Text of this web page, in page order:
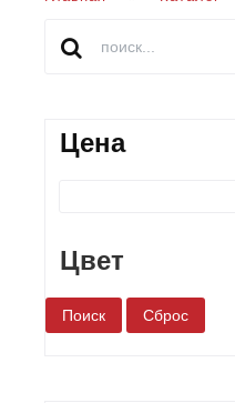
Цена
Цвет
белый